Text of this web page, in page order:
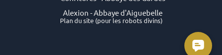
Alexion - Abbaye d'Aiguebelle
Plan du site(pour les robots divins)